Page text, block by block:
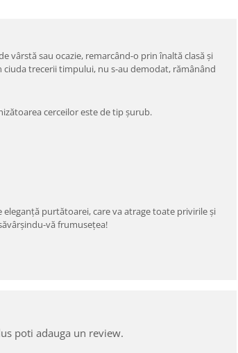
vârstă sau ocazie, remarcând-o prin înaltă clasă şi
trecerii timpului, nu s-au demodat, rămânând
cerceilor este de tip șurub.
purtătoarei, care va atrage toate privirile și
vă frumusețea!
poti adauga un review.